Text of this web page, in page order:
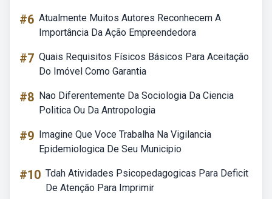
#6 Atualmente Muitos Autores Reconhecem A
Importância Da Ação Empreendedora
#7 Quais Requisitos Físicos Básicos Para Aceitação
Do Imóvel Como Garantia
#8 Nao Diferentemente Da Sociologia Da Ciencia
Politica Ou Da Antropologia
#9 Imagine Que Voce Trabalha Na Vigilancia
Epidemiologica De Seu Municipio
#10 Tdah Atividades Psicopedagogicas Para Deficit
De Atenção Para Imprimir